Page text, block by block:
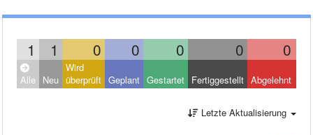
1 1 0 0 0 0 0
Alle Neu
Wird
überprüft Geplant Gestartet Fertiggestellt Abgelehnt
Letzte Aktualisierung